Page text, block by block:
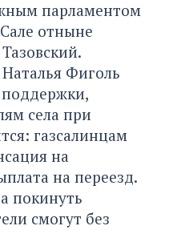
парламентом
отныне
Фиголь
села при
газсалинцам
на
на переезд.
покинуть
смогут без